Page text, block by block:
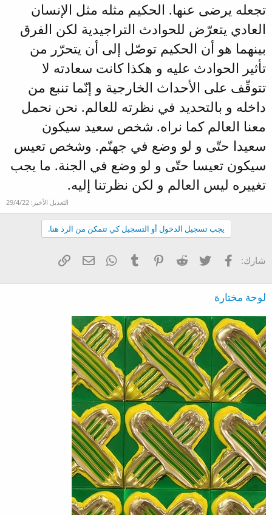
تجعله يرضى عنها. الحكيم مثله مثل الإنسان
العادي يتعرّض للحوادث التراجيدية لكن الفرق
بينهما هو أن الحكيم توصّل إلى أن يتحرّر من
تأثير الحوادث عليه و هكذا كانت سعادته لا
تتوقّف على الأحداث الخارجية و إنّما تنبع من
داخله و بالتحديد في نظرته للعالم. نحن نحمل
معنا العالم كما نراه. شخص سعيد سيكون
سعيدا حتّى و لو وضع في جهنّم. وشخص تعيس
سيكون تعيسا حتّى و لو وضع في الجنة. ما يجب
تغييره ليس العالم و لكن نظرتنا إليه.
التعديل الأخير: 29/4/22
يجب تسجيل الدخول أو التسجيل كي تتمكن من الرد هنا.
شارك: فيسبوك تويتر Reddit
Pinterest
Tumblr
WhatsAppالبريد الإلكتروني
الرابط
لوحة مختارة